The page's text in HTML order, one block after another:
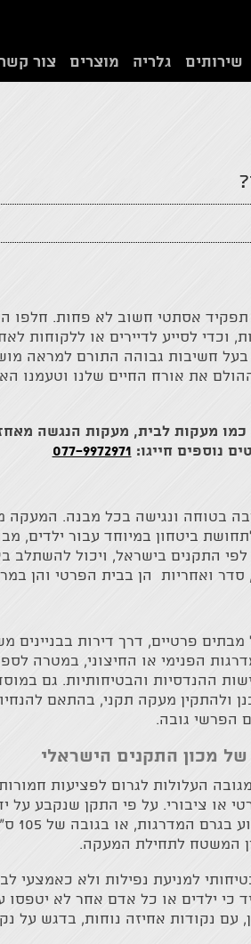
שירותים גלריה מוצרים צור
תפקיד אסתטי חשוב לא פחות. חלפו
לסייע לדיירים או ללקוחות
בעל חשיבות גבוהה התורם למראה
את אורח החיים שלנו וטעמנו
מעקות לבית, מעקות הנגשה
נוספים חייגו: 077-9972971
בטוחה ונגישה בכל מבנה. המעקה
ביטחון במיוחד עבור ילדים,
התקנים בישראל, ויכול להשתלב
ואחריות הן בבית הפרטי והן
פרטיים, דרך דירות בבניינים
הפנימי או החיצוני, במטרה
ההנדסיות והבטיחותיות. גם
ולהתקין מעקה תקני, בהתאם
הפרשי גובה.
מכון התקנים הישראלי
העלולות לגרום לפציעות
או ציבורי. על פי התקן שנקבע על
למניעת נפילות ולא כאמצעי
כי ילדים או כל אדם אחר לא
נקודות אחיזה נוחות, בדגש על